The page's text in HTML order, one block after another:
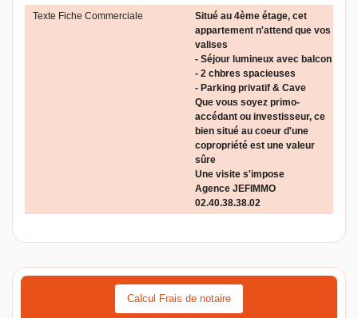
Texte Fiche Commerciale
Situé au 4ème étage, cet
appartement n'attend que vos
valises
- Séjour lumineux avec balcon
- 2 chbres spacieuses
- Parking privatif & Cave
Que vous soyez primo-
accédant ou investisseur, ce
bien situé au coeur d'une
copropriété est une valeur
sûre
Une visite s'impose
Agence JEFIMMO
02.40.38.38.02
Calcul Frais de notaire